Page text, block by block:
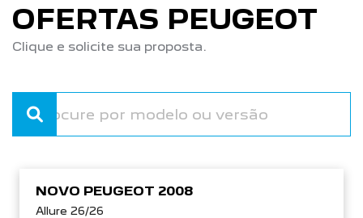
OFERTAS PEUGEOT
Clique e solicite sua proposta.
NOVO PEUGEOT 2008
Allure 26/26